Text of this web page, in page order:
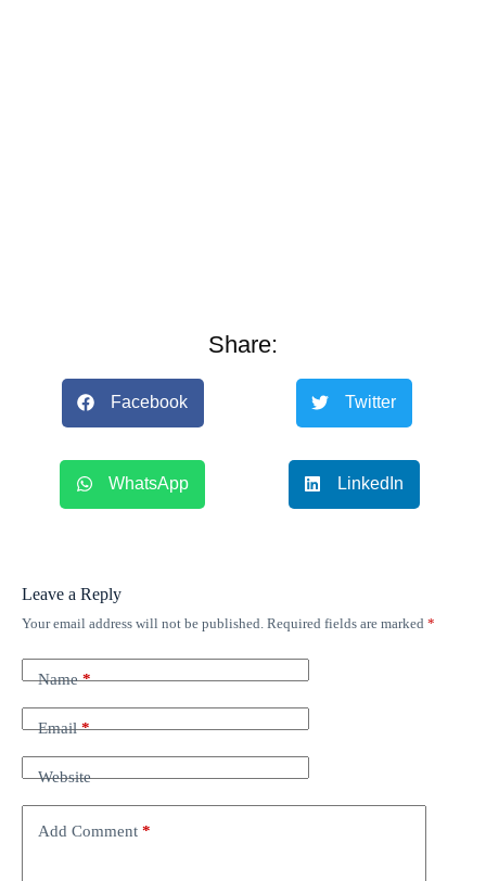
Share:
Facebook Twitter
WhatsApp LinkedIn
Leave a Reply
Your email address will not be published. Required fields are marked *
Name*
Email*
Website
Add Comment *